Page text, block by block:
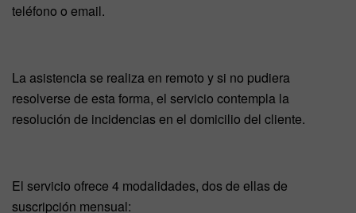
teléfono o email.
La asistencia se realiza en remoto y si no pudiera
resolverse de esta forma, el servicio contempla la
resolución de incidencias en el domicilio del cliente.
El servicio ofrece 4 modalidades, dos de ellas de
suscripción mensual: